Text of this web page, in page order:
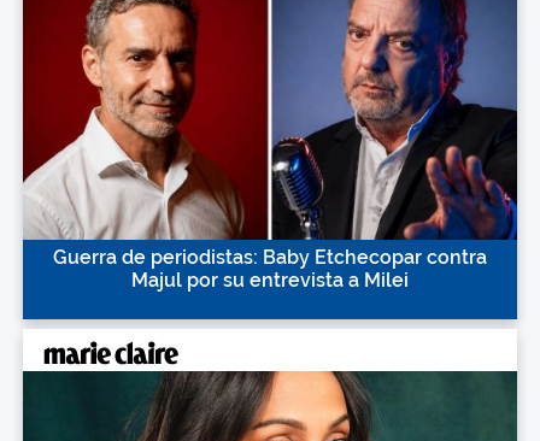
Guerra de periodistas: Baby Etchecopar contra
Majul por su entrevista a Milei